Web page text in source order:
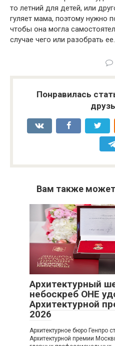
то летний для детей, или
гуляет мама, поэтому нужно
чтобы она могла
случае чего или разобрать ее.
Понравилась
Вам также
Новости
Архитектурный
небоскреб ОНЕ
Архитектурной
2026
Архитектурное бюро Генпро
Архитектурной премии